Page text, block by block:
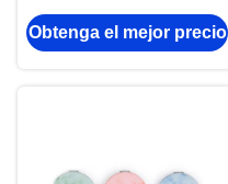
espejo del maquillaje
del ABS de la ronda
Obtenga el mejor precio